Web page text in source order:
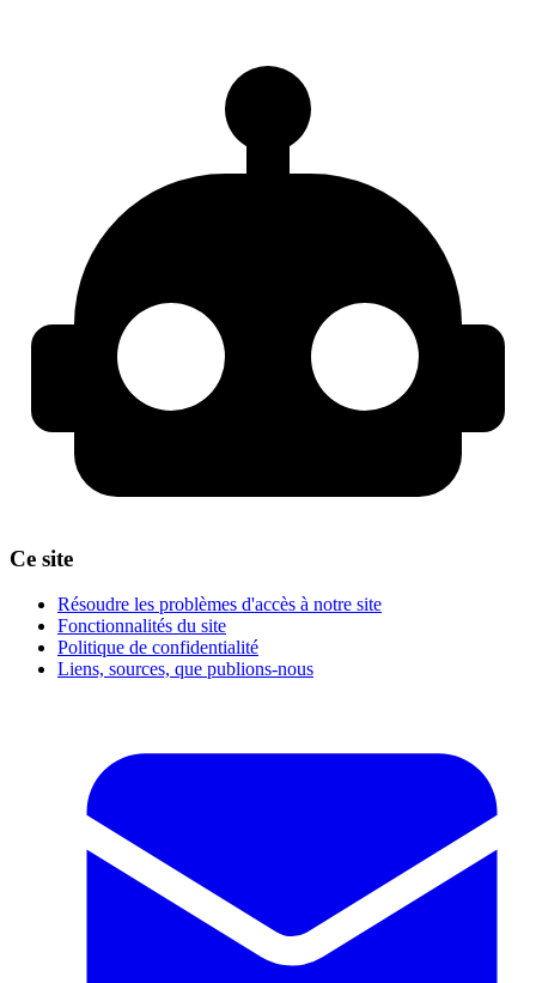
Ce site
Résoudre les problèmes d'accès à notre site
Fonctionnalités du site
Politique de confidentialité
Liens, sources, que publions-nous